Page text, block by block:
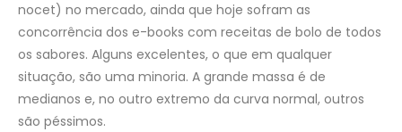
nocet) no mercado, ainda que hoje sofram as
concorrência dos e-books com receitas de bolo de todos
os sabores. Alguns excelentes, o que em qualquer
situação, são uma minoria. A grande massa é de
medianos e, no outro extremo da curva normal, outros
são péssimos.